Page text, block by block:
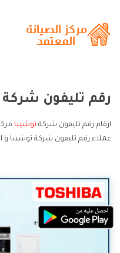
رقم تليفون شركة
ارقام رقم تليفون شركة توشيبا
عملاء رقم تليفون شركة توشيبا